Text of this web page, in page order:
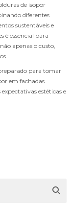
de isopor
diferentes
sustentáveis e
é essencial para
apenas o custo,
para tomar
em fachadas
estéticas e